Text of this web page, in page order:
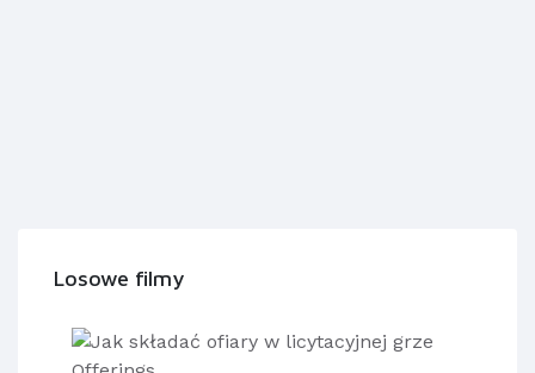
Losowe filmy